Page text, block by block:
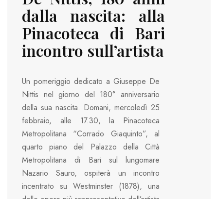
dalla nascita: alla
Pinacoteca di Bari
incontro sull’artista
Un pomeriggio dedicato a Giuseppe De
Nittis nel giorno del 180° anniversario
della sua nascita. Domani, mercoledì 25
febbraio, alle 17.30, la Pinacoteca
Metropolitana “Corrado Giaquinto”, al
quarto piano del Palazzo della Città
Metropolitana di Bari sul lungomare
Nazario Sauro, ospiterà un incontro
incentrato su Westminster (1878), una